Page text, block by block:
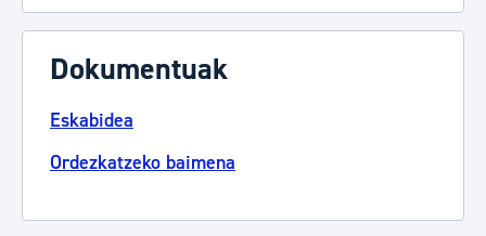
Dokumentuak
Eskabidea
Ordezkatzeko baimena